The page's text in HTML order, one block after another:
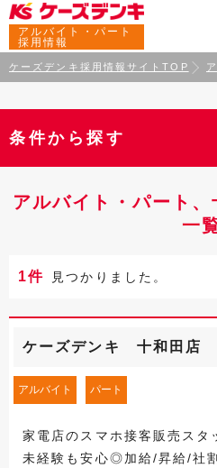
アルバイト・パート
採用情報
ケーズデンキ採用情報サイトTOP
条件から探す
アルバイト・パート
一
1件 見つかりました。
ケーズデンキ 十和田店
アルバイト パート
家電店のスマホ接客販売スタ
未経験も安心◎加給/昇給/社